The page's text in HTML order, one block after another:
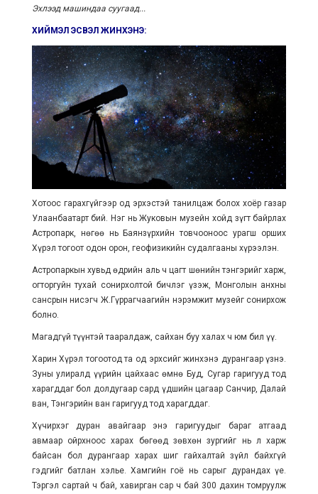
Эхлээд машиндаа суугаад...
ХИЙМЭЛ ЭСВЭЛ ЖИНХЭНЭ:
Хотоос гарахгүйгээр од эрхэстэй танилцаж болох хоёр газар
Улаанбаатарт бий. Нэг нь Жуковын музейн хойд зүгт байрлах
Астропарк, нөгөө нь Баянзүрхийн товчооноос урагш орших
Хүрэл тогоот одон орон, геофизикийн судалгааны хүрээлэн.
Астропаркын хувьд өдрийн аль ч цагт шөнийн тэнгэрийг харж,
огторгуйн тухай сонирхолтой бичлэг үзэж, Монголын анхны
сансрын нисэгч Ж.Гүррагчаагийн нэрэмжит музейг сонирхож
болно.
Магадгүй түүнтэй тааралдаж, сайхан буу халах ч юм бил үү.
Харин Хүрэл тогоотод та од эрхсийг жинхэнэ дурангаар үзнэ.
Зуны улиралд үүрийн цайхаас өмнө Буд, Сугар гаригууд тод
харагддаг бол долдугаар сард үдшийн цагаар Санчир, Далай
ван, Тэнгэрийн ван гаригууд тод харагддаг.
Хүчирхэг дуран авайгаар энэ гаригуудыг бараг атгаад
авмаар ойрхноос харах бөгөөд зөвхөн зургийг нь л харж
байсан бол дурангаар харах шиг гайхалтай зүйл байхгүй
гэдгийг батлан хэлье. Хамгийн гоё нь сарыг дурандах үе.
Тэргэл сартай ч бай, хавирган сар ч бай 300 дахин томруулж